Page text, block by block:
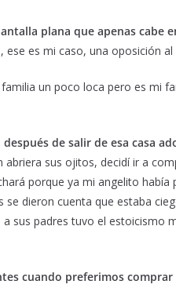
plana que apenas cabe
es mi caso, una oposición al
un poco loca pero es mi
de salir de esa casa
sus ojitos, decidí ir a
porque ya mi angelito
dieron cuenta que estaba
sus padres tuvo el estoicismo
cuando preferimos comprar